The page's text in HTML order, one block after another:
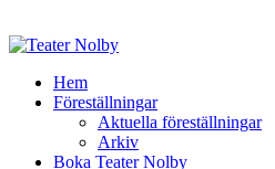
Hem
Föreställningar
Aktuella föreställningar
Arkiv
Boka Teater Nolby